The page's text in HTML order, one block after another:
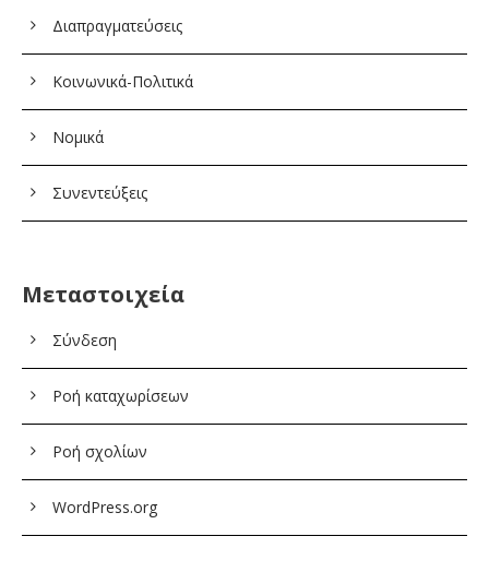
Διαπραγματεύσεις
Κοινωνικά-Πολιτικά
Νομικά
Συνεντεύξεις
Μεταστοιχεία
Σύνδεση
Ροή καταχωρίσεων
Ροή σχολίων
WordPress.org